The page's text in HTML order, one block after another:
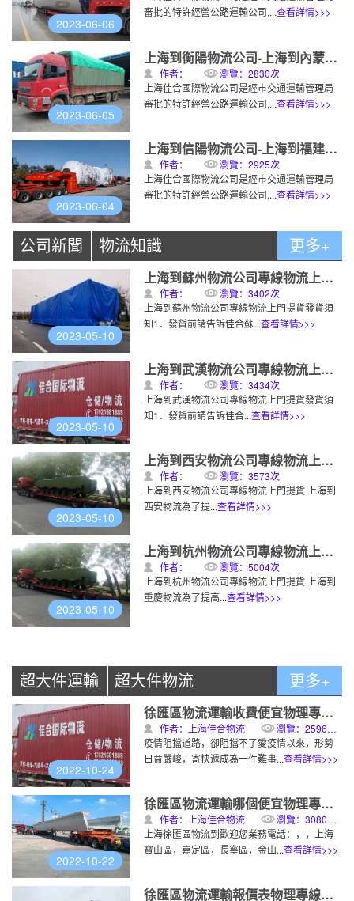
2023-06-06
審批的特許經營公路運輸公司,...查看詳情>>>
2023-06-05
上海到衡陽物流公司-上海到內蒙古物流專線發車
作者：
瀏覽：2830次
上海佳合國際物流公司是經市交通運輸管理局
審批的特許經營公路運輸公司,...查看詳情>>>
2023-06-04
上海到信陽物流公司-上海到福建物流專線發車
作者：
瀏覽：2925次
上海佳合國際物流公司是經市交通運輸管理局
審批的特許經營公路運輸公司,...查看詳情>>>
公司新聞 物流知識 更多+
2023-05-10
上海到蘇州物流公司專線物流上門提貨
作者：
瀏覽：3402次
上海到蘇州物流公司專線物流上門提貨發貨須
知1．發貨前請告訴佳合蘇...查看詳情>>>
2023-05-10
上海到武漢物流公司專線物流上門提貨
作者：
瀏覽：3434次
上海到武漢物流公司專線物流上門提貨發貨須
知1．發貨前請告訴佳合...查看詳情>>>
2023-05-10
上海到西安物流公司專線物流上門提貨
作者：
瀏覽：3573次
上海到西安物流公司專線物流上門提貨 上海到
西安物流為了提...查看詳情>>>
2023-05-10
上海到杭州物流公司專線物流上門提貨
作者：
瀏覽：5004次
上海到杭州物流公司專線物流上門提貨 上海到
重慶物流為了提高...查看詳情>>>
超大件運輸 超大件物流 更多+
2022-10-24
徐匯區物流運輸收費便宜物理專線運輸
作者：上海佳合物流
瀏覽：2596次
疫情阻擋道路，卻阻擋不了愛疫情以來，形勢
日益嚴峻，寄快遞成為一件難事...查看詳情>>>
2022-10-22
徐匯區物流運輸哪個便宜物理專線運輸
作者：上海佳合物流
瀏覽：3080次
上海徐匯區物流到歡迎您業務電話：，，上海
寶山區，嘉定區，長寧區，金山...查看詳情>>>
徐匯區物流運輸報價表物理專線運輸